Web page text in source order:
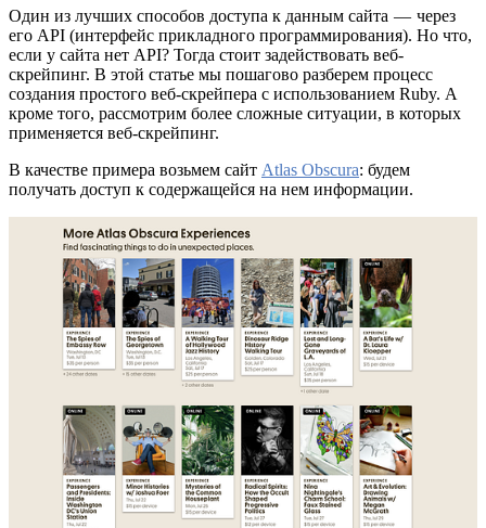
Один из лучших способов доступа к данным сайта — через
его API (интерфейс прикладного программирования). Но что,
если у сайта нет API? Тогда стоит задействовать веб-
скрейпинг. В этой статье мы пошагово разберем процесс
создания простого веб-скрейпера с использованием Ruby. А
кроме того, рассмотрим более сложные ситуации, в которых
применяется веб-скрейпинг.
В качестве примера возьмем сайт Atlas Obscura: будем
получать доступ к содержащейся на нем информации.